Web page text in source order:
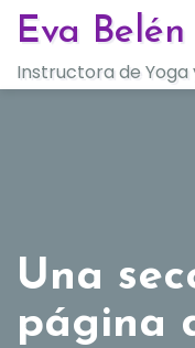
Saltar
contenido
Eva Belén
Instructora de
Una
página